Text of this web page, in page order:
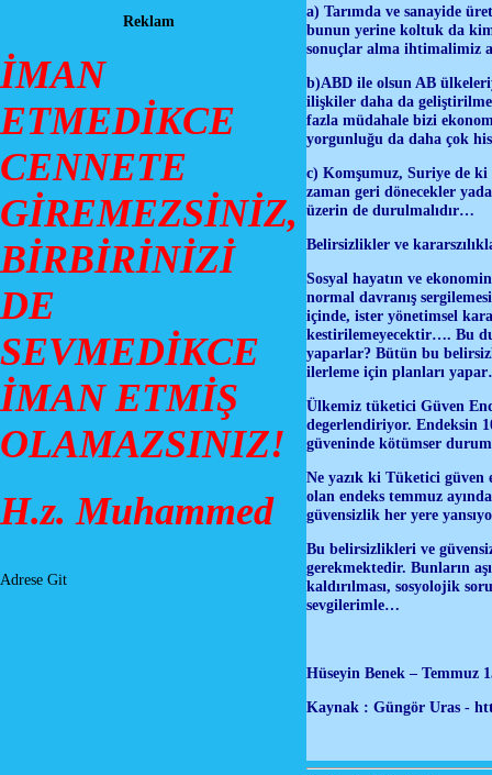
Reklam
İMAN
ETMEDİKCE
CENNETE
GİREMEZSİNİZ,
BİRBİRİNİZİ
DE
SEVMEDİKCE
İMAN ETMİŞ
OLAMAZSINIZ!
H.z. Muhammed
Adrese Git
a) Tarımda ve sanayide
bunun yerine koltuk da
sonuçlar alma ihtimalimiz
b)ABD ile olsun AB
ilişkiler daha da
fazla müdahale bizi
yorgunluğu da daha çok
c) Komşumuz, Suriye de ki
zaman geri dönecekler
üzerin de durulmalıdır…
Belirsizlikler ve
Sosyal hayatın ve
normal davranış
içinde, ister yönetimsel
kestirilemeyecektir…. Bu
yaparlar? Bütün bu
ilerleme için planları
Ülkemiz tüketici Güven
degerlendiriyor. Endeksin
güveninde kötümser
Ne yazık ki Tüketici güven
olan endeks temmuz
güvensizlik her yere
Bu belirsizlikleri ve
gerekmektedir. Bunların
kaldırılması, sosyolojik
sevgilerimle…
Hüseyin Benek – Temmuz
Kaynak : Güngör Uras -